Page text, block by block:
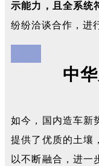
示能力，且全系统
纷纷洽谈合作，进
中
如今，国内造车新
提供了优质的土壤
以不断融合，进一